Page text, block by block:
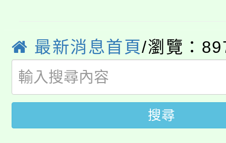
徵才活動。
YOUNG桃局內行報名
局官網。
8月14至27日，桃園電
開!
115年桃園市運動會8/
田徑場及游泳池舉行。
桃園市低收入戶享有免
最新消息首頁/瀏覽：
搜尋